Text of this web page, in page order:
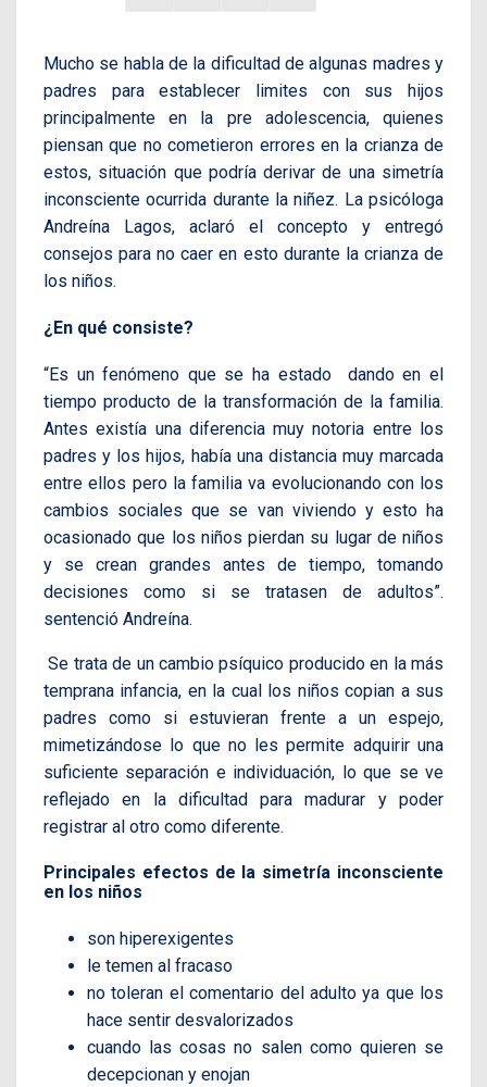
Mucho se habla de la dificultad de algunas madres y
padres para establecer limites con sus hijos
principalmente en la pre adolescencia, quienes
piensan que no cometieron errores en la crianza de
estos, situación que podría derivar de una simetría
inconsciente ocurrida durante la niñez. La psicóloga
Andreína Lagos, aclaró el concepto y entregó
consejos para no caer en esto durante la crianza de
los niños.
¿En qué consiste?
“Es un fenómeno que se ha estado dando en el
tiempo producto de la transformación de la familia.
Antes existía una diferencia muy notoria entre los
padres y los hijos, había una distancia muy marcada
entre ellos pero la familia va evolucionando con los
cambios sociales que se van viviendo y esto ha
ocasionado que los niños pierdan su lugar de niños
y se crean grandes antes de tiempo, tomando
decisiones como si se tratasen de adultos”.
sentenció Andreína.
Se trata de un cambio psíquico producido en la más
temprana infancia, en la cual los niños copian a sus
padres como si estuvieran frente a un espejo,
mimetizándose lo que no les permite adquirir una
suficiente separación e individuación, lo que se ve
reflejado en la dificultad para madurar y poder
registrar al otro como diferente.
Principales efectos de la simetría inconsciente
en los niños
son hiperexigentes
le temen al fracaso
no toleran el comentario del adulto ya que los
hace sentir desvalorizados
cuando las cosas no salen como quieren se
decepcionan y enojan